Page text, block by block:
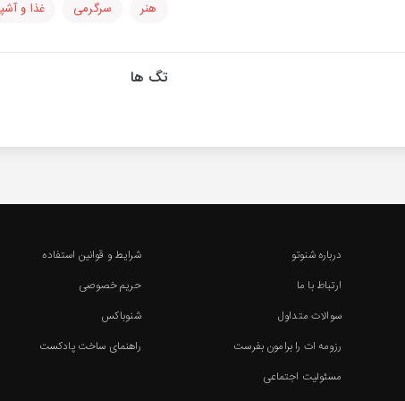
هنر سرگرمی غذا و
تگ ها
درباره شنوتو
ارتباط با ما
سوالات متداول
رزومه ات را برامون بفرست
مسئولیت اجتماعی
شرایط و قوانین استفاده
حریم خصوصی
شنوباکس
راهنمای ساخت پادکست